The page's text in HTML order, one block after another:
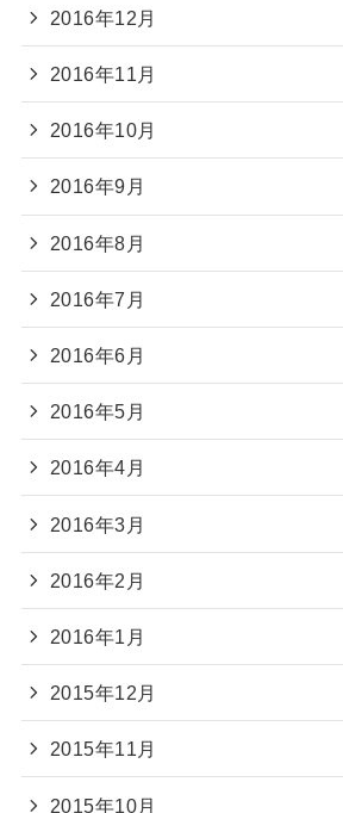
2016年12月
2016年11月
2016年10月
2016年9月
2016年8月
2016年7月
2016年6月
2016年5月
2016年4月
2016年3月
2016年2月
2016年1月
2015年12月
2015年11月
2015年10月